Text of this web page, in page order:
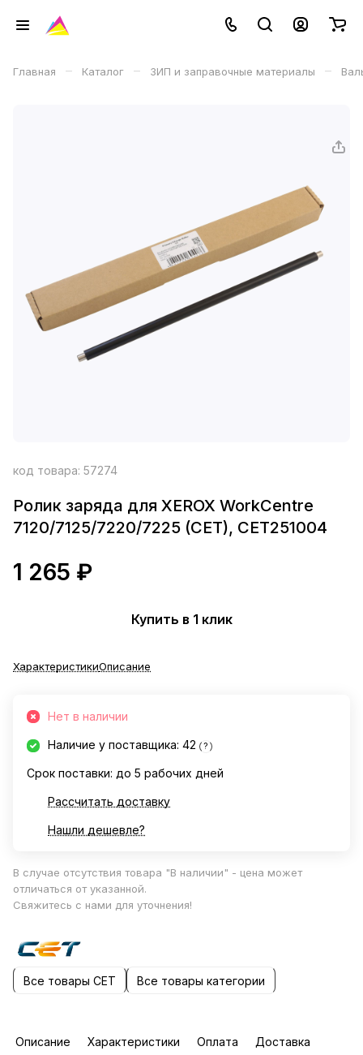
Главная – Каталог – ЗИП и заправочные материалы –
код товара: 57274
Ролик заряда для XEROX WorkCentre
7120/7125/7220/7225 (CET), CET251004
1 265 ₽
Купить в 1 клик
ХарактеристикиОписание
Нет в наличии
Наличие у поставщика: 42 ?
Срок поставки: до 5 рабочих дней
Рассчитать доставку
Нашли дешевле?
В случае отсутствия товара "В наличии" - цена может
отличаться от указанной.
Свяжитесь с нами для уточнения!
Все товары CET Все товары категории
Описание Характеристики Оплата Доставка